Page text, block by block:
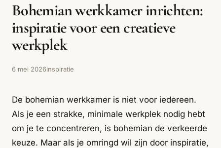
Botanisch
Interieur
Brutalisme Coastal
Comfort
Maxxing
Dopamine
Industrial
Italiaans
Design
Japandi
Japans Zen Maximalistisch Mediterraans
Kinderkamer
Bohemian werkkamer inrichten:
inspiratie voor een creatieve
werkplek
6 mei 2026inspiratie
De bohemian werkkamer is niet voor iedereen.
Als je een strakke, minimale werkplek nodig hebt
om je te concentreren, is bohemian de verkeerde
keuze. Maar als je omringd wil zijn door inspiratie,